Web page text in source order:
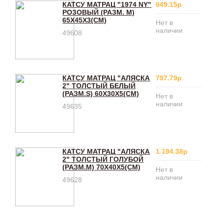
КАТСУ МАТРАЦ "1974 NY"
РОЗОВЫЙ (РАЗМ. М)
65Х45Х3(CM)
49608
649.15р
Нет в
наличии
КАТСУ МАТРАЦ "АЛЯСКА
2" ТОЛСТЫЙ БЕЛЫЙ
(РАЗМ.S) 60Х30Х5(CM)
49635
797.79р
Нет в
наличии
КАТСУ МАТРАЦ "АЛЯСКА
2" ТОЛСТЫЙ ГОЛУБОЙ
(РАЗМ.М) 70Х40Х5(CM)
49628
1 194.38р
Нет в
наличии